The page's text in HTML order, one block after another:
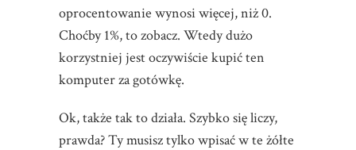
oprocentowanie wynosi więcej, niż 0.
Choćby 1%, to zobacz. Wtedy dużo
korzystniej jest oczywiście kupić ten
komputer za gotówkę.
Ok, także tak to działa. Szybko się liczy,
prawda? Ty musisz tylko wpisać w te żółte